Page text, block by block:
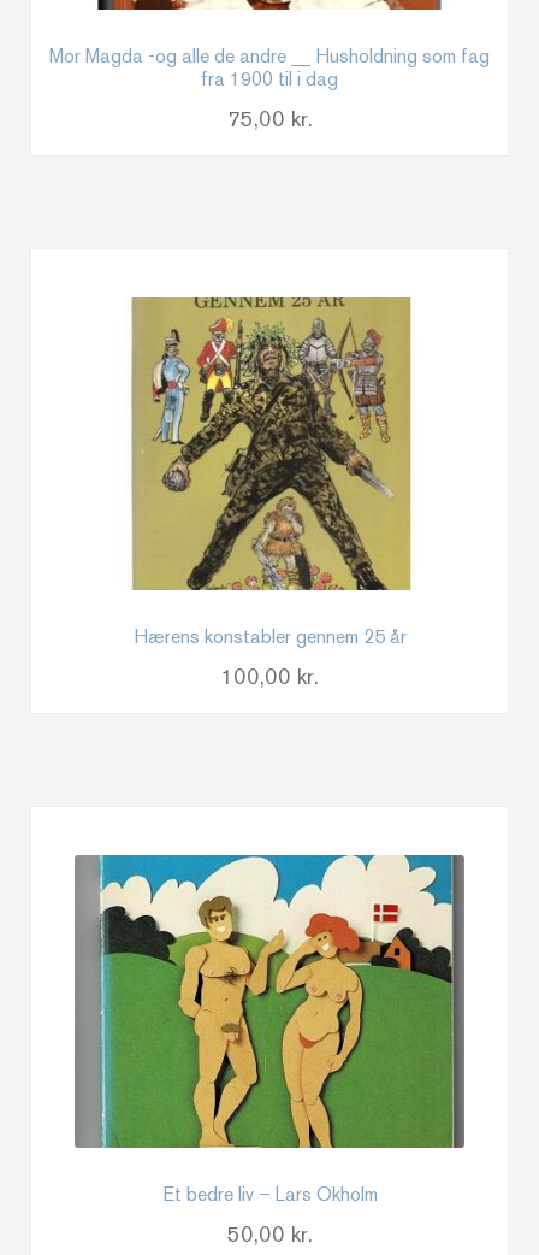
Mor Magda -og alle de andre __ Husholdning som fag
fra 1900 til i dag
75,00 kr.
Hærens konstabler gennem 25 år
100,00 kr.
Et bedre liv – Lars Okholm
50,00 kr.